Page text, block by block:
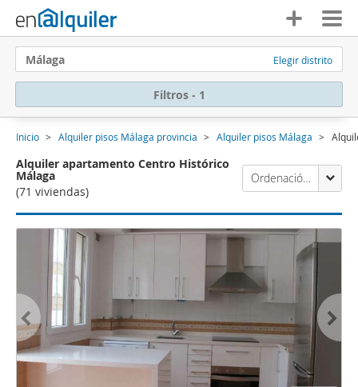
Málaga Elegir distrito
Filtros - 1
Inicio Alquiler pisos Málaga provincia Alquiler pisos Málaga
Alquiler apartamento Centro Histórico
Málaga
(71 viviendas)
Ordenación Enalquiler